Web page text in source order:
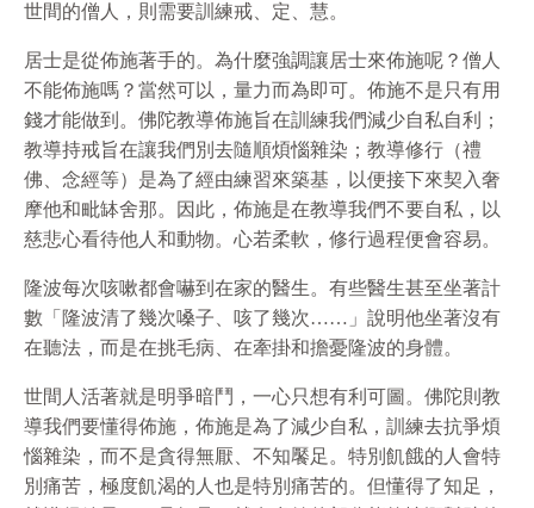
世間的僧人，則需要訓練戒、定、慧。
居士是從佈施著手的。為什麼強調讓居士來佈施呢？僧人
不能佈施嗎？當然可以，量力而為即可。佈施不是只有用
錢才能做到。佛陀教導佈施旨在訓練我們減少自私自利；
教導持戒旨在讓我們別去隨順煩惱雜染；教導修行（禮
佛、念經等）是為了經由練習來築基，以便接下來契入奢
摩他和毗缽舍那。因此，佈施是在教導我們不要自私，以
慈悲心看待他人和動物。心若柔軟，修行過程便會容易。
隆波每次咳嗽都會嚇到在家的醫生。有些醫生甚至坐著計
數「隆波清了幾次嗓子、咳了幾次……」說明他坐著沒有
在聽法，而是在挑毛病、在牽掛和擔憂隆波的身體。
世間人活著就是明爭暗鬥，一心只想有利可圖。佛陀則教
導我們要懂得佈施，佈施是為了減少自私，訓練去抗爭煩
惱雜染，而不是貪得無厭、不知饜足。特別飢餓的人會特
別痛苦，極度飢渴的人也是特別痛苦的。但懂得了知足，